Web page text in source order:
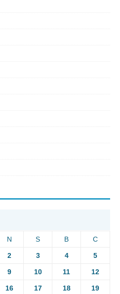
N S B C
2 3 4 5
9 10 11 12
16 17 18 19